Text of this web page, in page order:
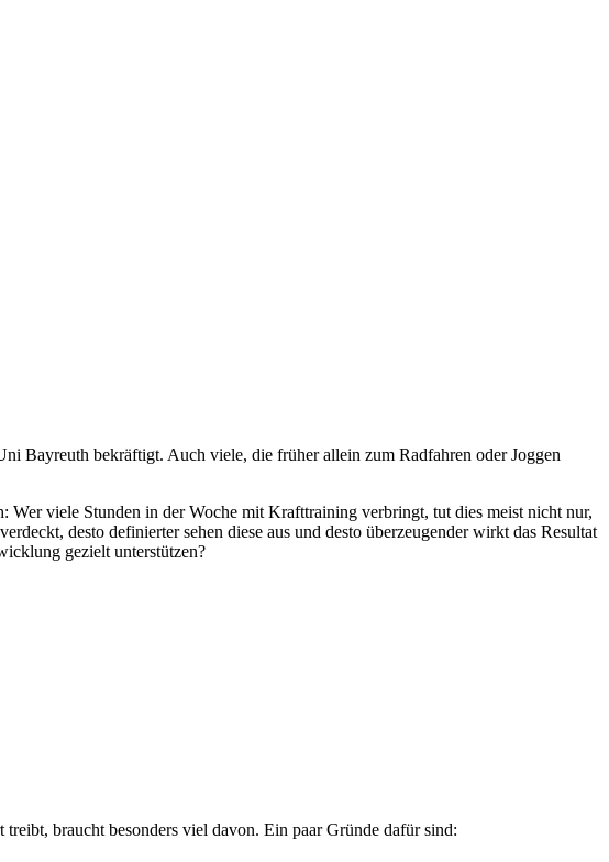
Bayreuth bekräftigt. Auch viele, die früher allein zum Radfahren oder Joggen
viele Stunden in der Woche mit Krafttraining verbringt, tut dies meist nicht nur,
desto definierter sehen diese aus und desto überzeugender wirkt das Resultat
gezielt unterstützen?
braucht besonders viel davon. Ein paar Gründe dafür sind: